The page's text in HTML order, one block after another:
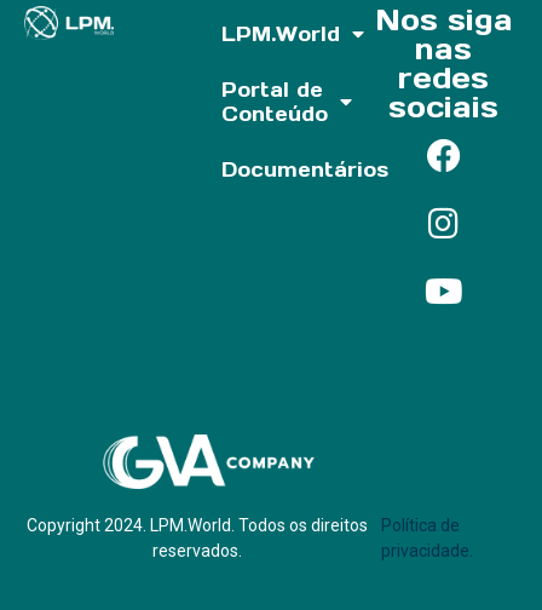
LPM.World
Portal de
Conteúdo
Documentários
Nos siga
nas
redes
sociais
Copyright 2024. LPM.World. Todos os direitos
reservados.
Política de
privacidade.